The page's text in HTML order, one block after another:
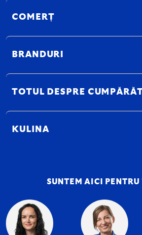
COMERȚ
BRANDURI
TOTUL DESPRE
KULINA
SUNTEM AICI PENTRU